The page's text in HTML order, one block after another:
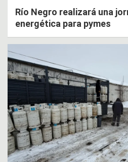
Río Negro realizará una
energética para pymes